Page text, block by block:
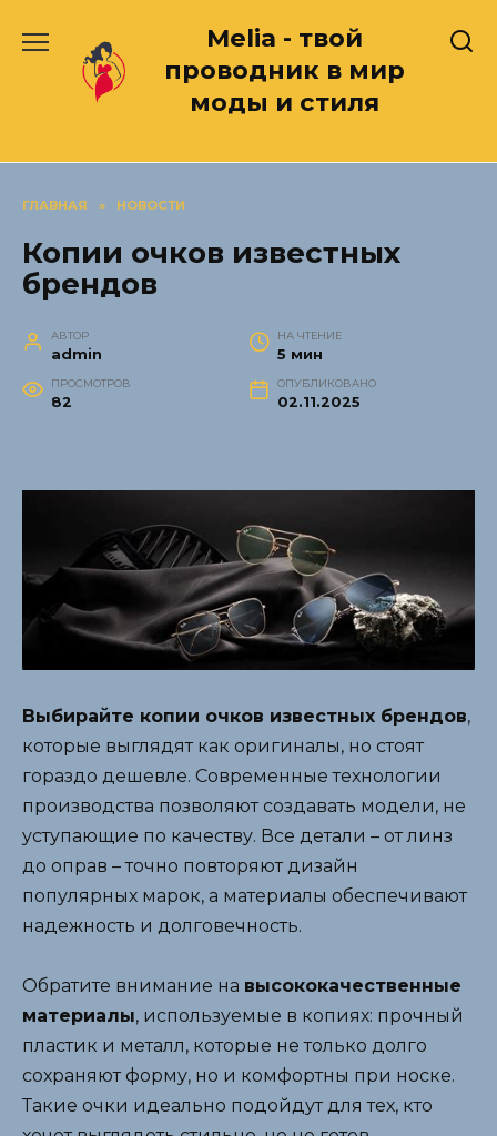
содержанию
Melia - твой
проводник в мир
моды и стиля
ГЛАВНАЯ » НОВОСТИ
Копии очков известных
брендов
АВТОР
admin
НА ЧТЕНИЕ
5 мин
ПРОСМОТРОВ
82
ОПУБЛИКОВАНО
02.11.2025
Выбирайте копии очков известных брендов,
которые выглядят как оригиналы, но стоят
гораздо дешевле. Современные технологии
производства позволяют создавать модели, не
уступающие по качеству. Все детали – от линз
до оправ – точно повторяют дизайн
популярных марок, а материалы обеспечивают
надежность и долговечность.
Обратите внимание на высококачественные
материалы, используемые в копиях: прочный
пластик и металл, которые не только долго
сохраняют форму, но и комфортны при носке.
Такие очки идеально подойдут для тех, кто